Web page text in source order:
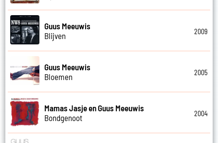
Guus Meeuwis
Blijven
2009
Guus Meeuwis
Bloemen
2005
Mamas Jasje en Guus Meeuwis
Bondgenoot
2004